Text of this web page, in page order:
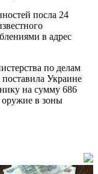
посла 24
в адрес
по делам
Украине
на сумму 686
в зоны